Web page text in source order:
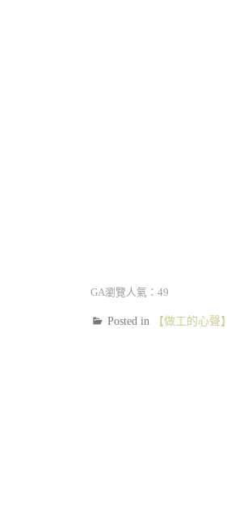
GA瀏覽人氣：49
Posted in 【做工的心聲】